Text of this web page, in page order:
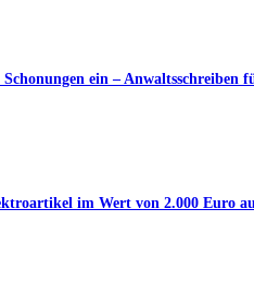
ein – Anwaltsschreiben
im Wert von 2.000 Euro